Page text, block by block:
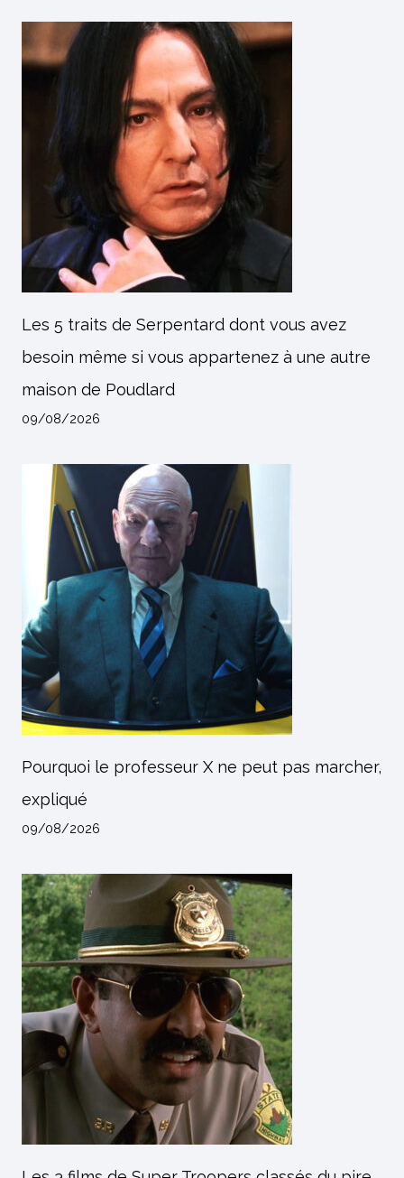
Les 5 traits de Serpentard dont vous avez
besoin même si vous appartenez à une autre
maison de Poudlard
09/08/2026
Pourquoi le professeur X ne peut pas marcher,
expliqué
09/08/2026